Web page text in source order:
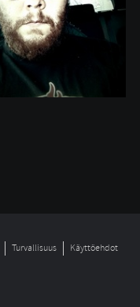
Turvallisuus
Käyttöehdot